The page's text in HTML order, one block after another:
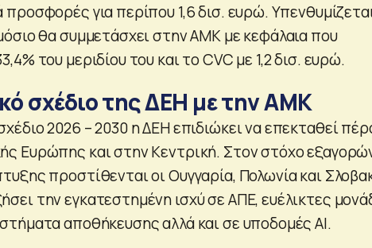
προσφορές για περίπου 1,6 δισ. ευρώ.
θα συμμετάσχει στην ΑΜΚ με κεφάλαια που
του μεριδίου του και το CVC με 1,2 δισ. ευρώ.
σχέδιο της ΔΕΗ με την ΑΜΚ
2026 – 2030 η ΔΕΗ επιδιώκει να επεκταθεί
Ευρώπης και στην Κεντρική. Στον στόχο
προστίθενται οι Ουγγαρία, Πολωνία και
την εγκατεστημένη ισχύ σε ΑΠΕ, ευέλικτες
αποθήκευσης αλλά και σε υποδομές AI.